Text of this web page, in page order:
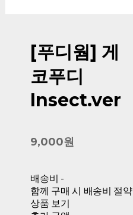
[푸디웜] 게
코푸디
Insect.ver
9,000원
배송비 -
함께 구매 시 배송비 절약
상품 보기